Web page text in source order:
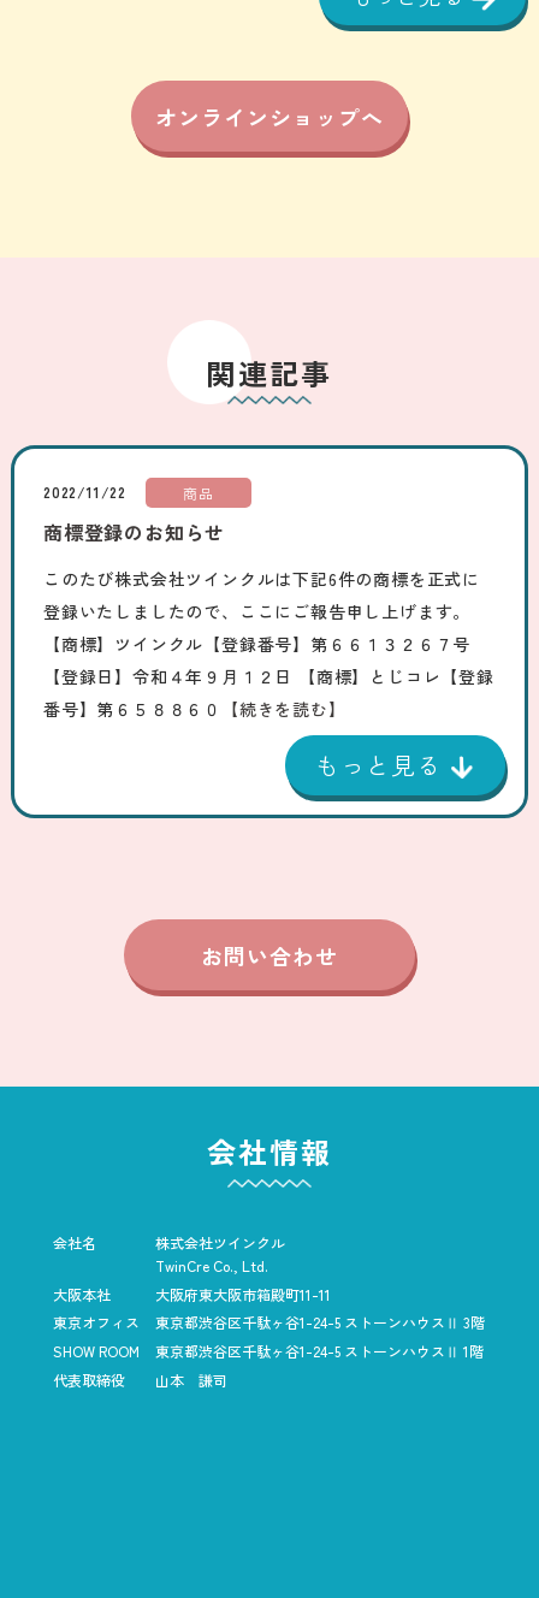
オンラインショップへ
関連記事
2022/11/22 商品
商標登録のお知らせ
このたび株式会社ツインクルは下記6件の商標を正式に
登録いたしましたので、ここにご報告申し上げます。
【商標】ツインクル【登録番号】第６６１３２６７号
【登録日】令和４年９月１２日 【商標】とじコレ【登録
番号】第６５８８６０
【続きを読む】
お問い合わせ
会社情報
会社名
株式会社ツインクル
TwinCre Co., Ltd.
大阪本社
大阪府東大阪市箱殿町11-11
東京オフィス
東京都渋谷区千駄ヶ谷1-24-5 ストーンハウスⅡ 3階
SHOW ROOM
東京都渋谷区千駄ヶ谷1-24-5 ストーンハウスⅡ 1階
代表取締役
山本 謙司